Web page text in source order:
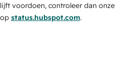
voordoen, controleer dan onze
status.hubspot.com.